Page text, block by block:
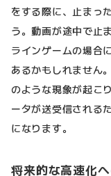
をする際に、止まっ
う。動画が途中で止
ラインゲームの場合
あるかもしれません
のような現象が起こ
ータが送受信される
になります。
将来的な高速化